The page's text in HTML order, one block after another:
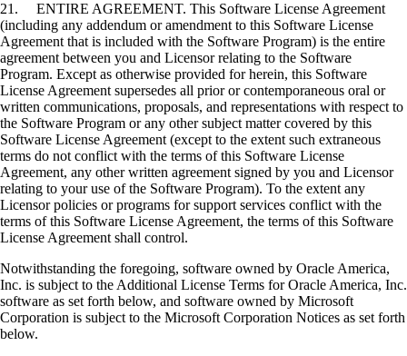
21. ENTIRE AGREEMENT. This Software License Agreement
(including any addendum or amendment to this Software License
Agreement that is included with the Software Program) is the entire
agreement between you and Licensor relating to the Software
Program. Except as otherwise provided for herein, this Software
License Agreement supersedes all prior or contemporaneous oral or
written communications, proposals, and representations with respect to
the Software Program or any other subject matter covered by this
Software License Agreement (except to the extent such extraneous
terms do not conflict with the terms of this Software License
Agreement, any other written agreement signed by you and Licensor
relating to your use of the Software Program). To the extent any
Licensor policies or programs for support services conflict with the
terms of this Software License Agreement, the terms of this Software
License Agreement shall control.
Notwithstanding the foregoing, software owned by Oracle America,
Inc. is subject to the Additional License Terms for Oracle America, Inc.
software as set forth below, and software owned by Microsoft
Corporation is subject to the Microsoft Corporation Notices as set forth
below.